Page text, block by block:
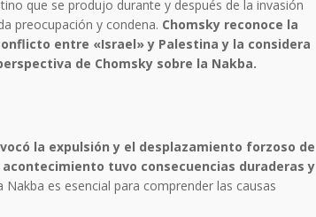
que se produjo durante y después de la invasión
preocupación y condena. Chomsky reconoce la
entre «Israel» y Palestina y la considera
de Chomsky sobre la Nakba.
la expulsión y el desplazamiento forzoso de
tuvo consecuencias duraderas y
Nakba es esencial para comprender las causas